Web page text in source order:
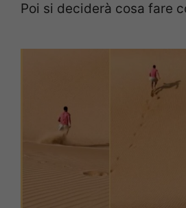
Poi si deciderà cosa fare